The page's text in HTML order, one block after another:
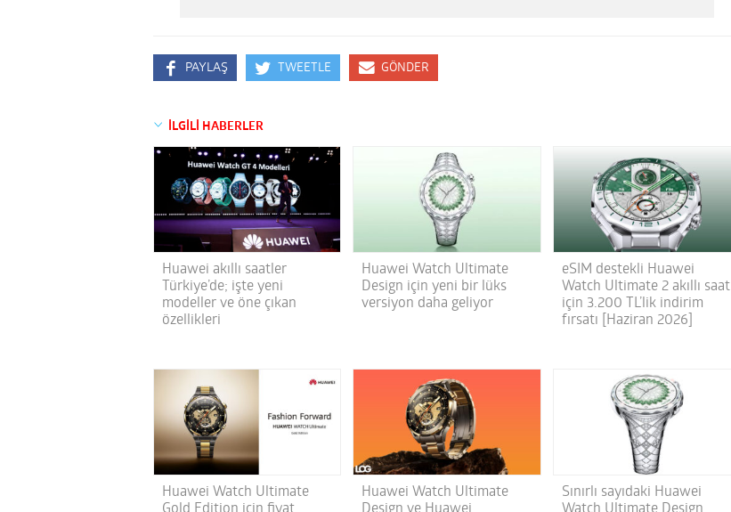
PAYLAŞ TWEETLE GÖNDER
İLGİLİ HABERLER
Huawei akıllı saatler
Türkiye’de; işte yeni
modeller ve öne çıkan
özellikleri
Huawei Watch Ultimate
Design için yeni bir lüks
versiyon daha geliyor
eSIM destekli Huawei
Watch Ultimate 2 akıllı saat
için 3.200 TL’lik indirim
fırsatı [Haziran 2026]
Huawei Watch Ultimate
Huawei Watch Ultimate
Sınırlı sayıdaki Huawei